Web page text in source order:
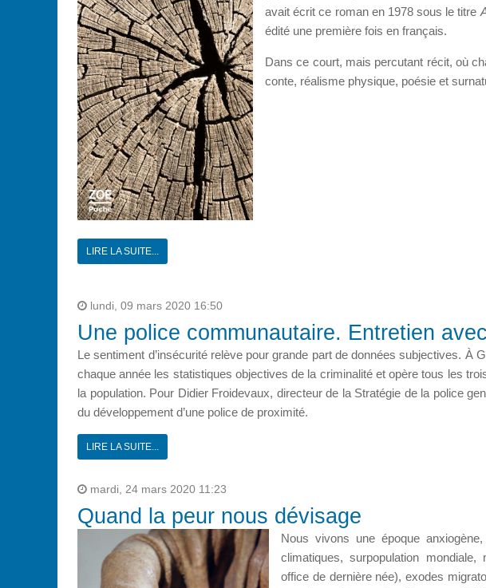
avait écrit ce roman en 1978 sous le titre
édité une première fois en français.
Dans ce court, mais percutant récit, où
conte, réalisme physique, poésie et
LIRE LA SUITE...
lundi, 09 mars 2020 16:50
Une police communautaire. Entretien
Le sentiment d’insécurité relève pour grande part de données subjectives. À
chaque année les statistiques objectives de la criminalité et opère tous les
la population. Pour Didier Froidevaux, directeur de la Stratégie de la police
du développement d’une police de proximité.
LIRE LA SUITE...
mardi, 24 mars 2020 11:23
Quand la peur nous dévisage
Nous vivons une époque
climatiques, surpopulation
office de dernière née), exodes